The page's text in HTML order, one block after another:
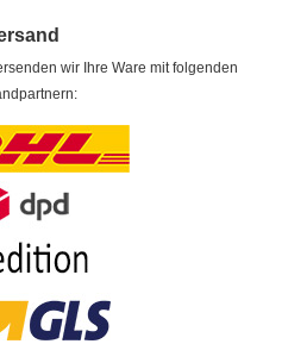
wir Ihre Ware mit folgenden